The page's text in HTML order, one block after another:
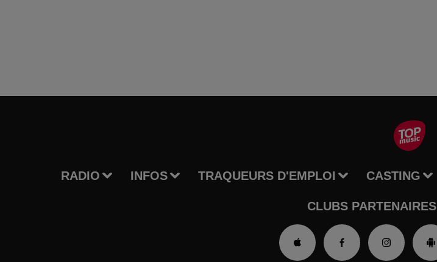
RADIO INFOS TRAQUEURS D'EMPLOI CASTING
CLUBS PARTENAIRES